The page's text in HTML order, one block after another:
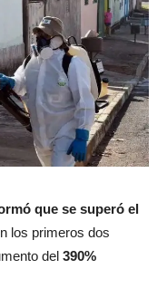
que se superó el
los primeros dos
del 390%